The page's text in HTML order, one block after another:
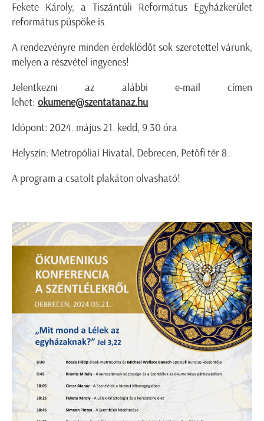
Fekete Károly, a Tiszántúli Református Egyházkerület
református püspöke is.
A rendezvényre minden érdeklődőt sok szeretettel várunk,
melyen a részvétel ingyenes!
Jelentkezni az alábbi e-mail címen
lehet: okumene@szentatanaz.hu
Időpont: 2024. május 21. kedd, 9.30 óra
Helyszín: Metropóliai Hivatal, Debrecen, Petőfi tér 8.
A program a csatolt plakáton olvasható!